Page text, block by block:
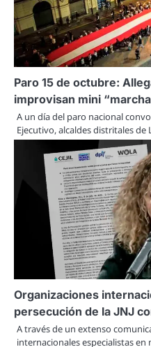
Paro 15 de octubre:
improvisan mini
A un día del paro nacional
Ejecutivo, alcaldes distritales
Organizaciones
persecución de la JNJ
A través de un extenso
internacionales especialistas